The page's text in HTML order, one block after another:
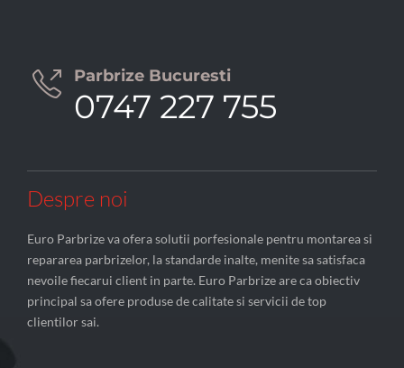
 Parbrize Bucuresti
0747 227 755
Despre noi
Euro Parbrize va ofera solutii porfesionale pentru montarea si
repararea parbrizelor, la standarde inalte, menite sa satisfaca
nevoile fiecarui client in parte. Euro Parbrize are ca obiectiv
principal sa ofere produse de calitate si servicii de top
clientilor sai.